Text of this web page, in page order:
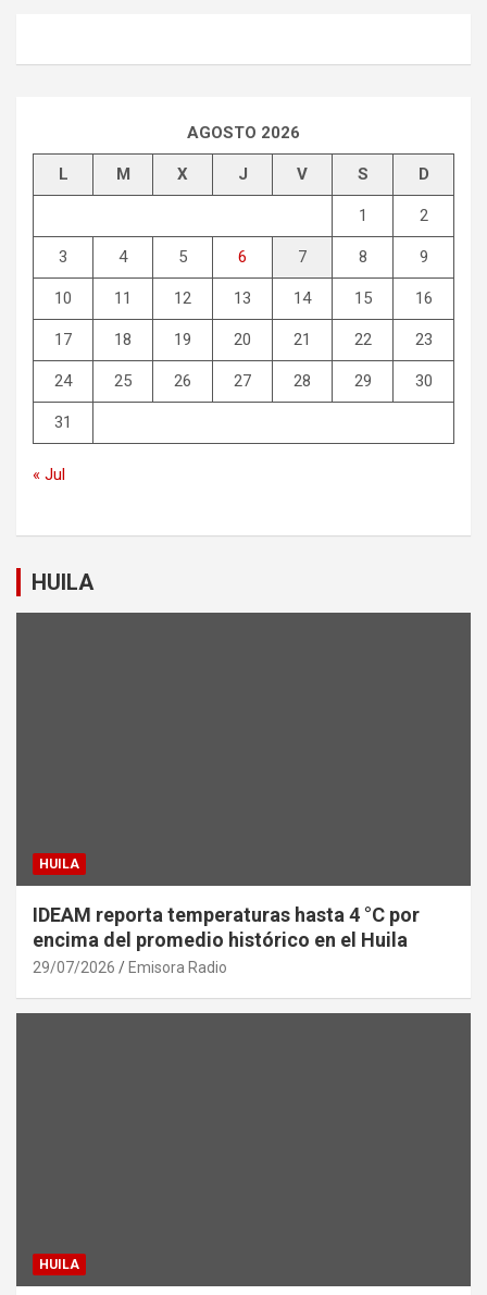
AGOSTO 2026
L M X J V S D
1 2
3 4 5 6 7 8 9
10 11 12 13 14 15 16
17 18 19 20 21 22 23
24 25 26 27 28 29 30
31
« Jul
HUILA
HUILA
IDEAM reporta temperaturas hasta 4 °C por
encima del promedio histórico en el Huila
29/07/2026 Emisora Radio
HUILA